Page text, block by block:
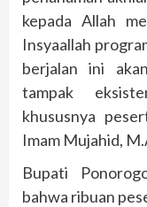
kepada Allah
Insyaallah
berjalan ini
tampak
khususnya
Imam Mujahid,
Bupati
bahwa ribuan